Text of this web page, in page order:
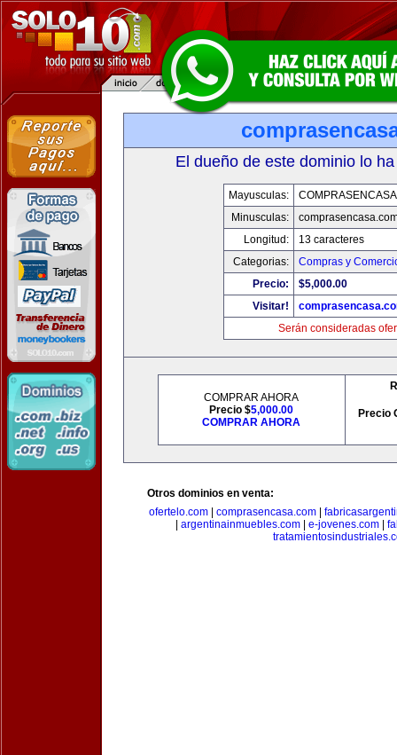
El dueño de este dominio lo
Mayusculas:
Minusculas:
Longitud:
13 caracteres
Categorias:
Compras y
Precio:
$5,000.00
Visitar!
Serán consideradas
COMPRAR AHORA
Precio $5,000.00
COMPRAR AHORA
Precio
Otros dominios en venta:
ofertelo.com| comprasencasa.com|
argentinainmuebles.com| e-jovenes.com|